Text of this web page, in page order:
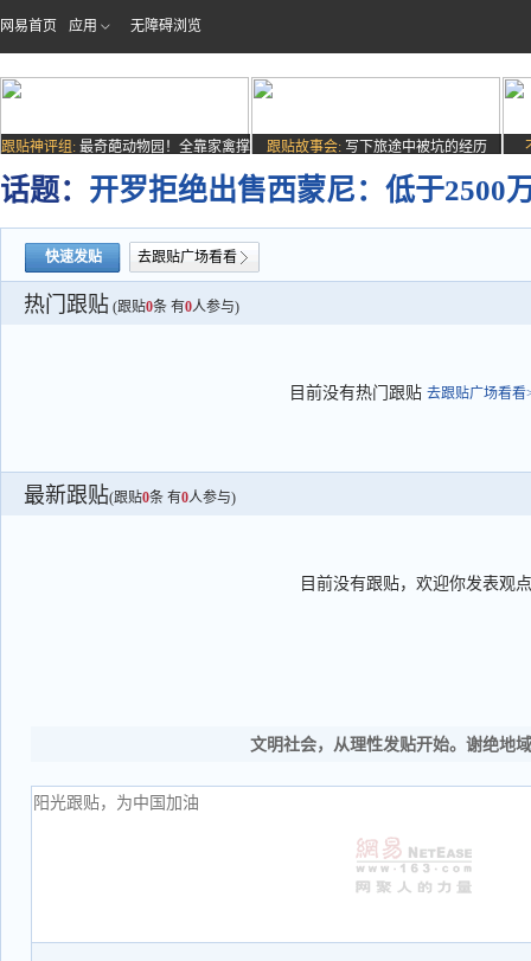
网易首页 应用 无障碍浏览
跟贴神评组: 最奇葩动物园！全靠家禽撑
场子
跟贴故事会: 写下旅途中被坑的经历
话题： 开罗拒绝出售西蒙尼：低于2500
快速发贴 去跟贴广场看看
热门跟贴 (跟贴0条 有0人参与)
目前没有热门跟贴 去跟贴广场看看
最新跟贴(跟贴0条 有0人参与)
目前没有跟贴，欢迎你发表观点
文明社会，从理性发贴开始。谢绝地